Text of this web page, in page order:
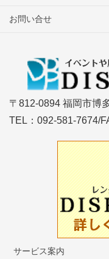
お問い合せ
〒812-0894 福岡市博
TEL：092-581-7674/
サービス案内